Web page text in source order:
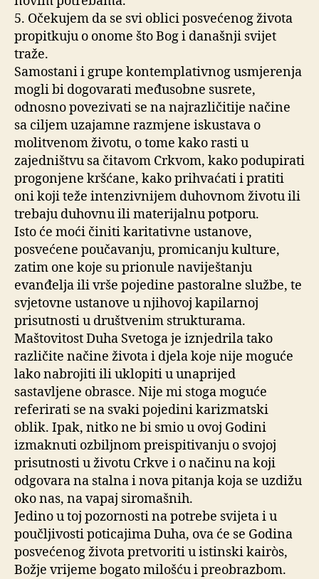
5. Očekujem da se svi oblici posvećenog života
propitkuju o onome što Bog i današnji svijet
traže.
Samostani i grupe kontemplativnog usmjerenja
mogli bi dogovarati međusobne susrete,
odnosno povezivati se na najrazličitije načine
sa ciljem uzajamne razmjene iskustava o
molitvenom životu, o tome kako rasti u
zajedništvu sa čitavom Crkvom, kako podupirati
progonjene kršćane, kako prihvaćati i pratiti
oni koji teže intenzivnijem duhovnom životu ili
trebaju duhovnu ili materijalnu potporu.
Isto će moći činiti karitativne ustanove,
posvećene poučavanju, promicanju kulture,
zatim one koje su prionule naviještanju
evanđelja ili vrše pojedine pastoralne službe, te
svjetovne ustanove u njihovoj kapilarnoj
prisutnosti u društvenim strukturama.
Maštovitost Duha Svetoga je iznjedrila tako
različite načine života i djela koje nije moguće
lako nabrojiti ili uklopiti u unaprijed
sastavljene obrasce. Nije mi stoga moguće
referirati se na svaki pojedini karizmatski
oblik. Ipak, nitko ne bi smio u ovoj Godini
izmaknuti ozbiljnom preispitivanju o svojoj
prisutnosti u životu Crkve i o načinu na koji
odgovara na stalna i nova pitanja koja se uzdižu
oko nas, na vapaj siromašnih.
Jedino u toj pozornosti na potrebe svijeta i u
poučljivosti poticajima Duha, ova će se Godina
posvećenog života pretvoriti u istinski kairòs,
Božje vrijeme bogato milošću i preobrazbom.